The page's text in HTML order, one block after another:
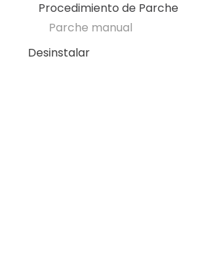
Procedimiento de Parche
Parche manual
Desinstalar